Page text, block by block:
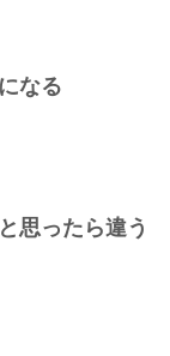
なる
思ったら違う